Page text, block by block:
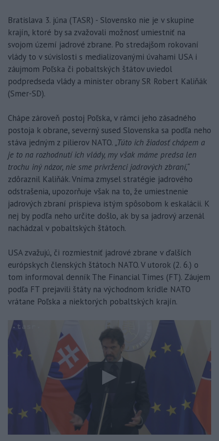
Bratislava 3. júna (TASR) - Slovensko nie je v skupine
krajín, ktoré by sa zvažovali možnosť umiestniť na
svojom území jadrové zbrane. Po stredajšom rokovaní
vlády to v súvislosti s medializovanými úvahami USA i
záujmom Poľska či pobaltských štátov uviedol
podpredseda vlády a minister obrany SR Robert Kaliňák
(Smer-SD).
Chápe zároveň postoj Poľska, v rámci jeho zásadného
postoja k obrane, severný sused Slovenska sa podľa neho
stáva jedným z pilierov NATO. „Túto ich žiadosť chápem a
je to na rozhodnutí ich vlády, my však máme predsa len
trochu iný názor, nie sme prívrženci jadrových zbraní,“
zdôraznil Kaliňák. Vníma zmysel stratégie jadrového
odstrašenia, upozorňuje však na to, že umiestnenie
jadrových zbraní prispieva istým spôsobom k eskalácii. K
nej by podľa neho určite došlo, ak by sa jadrový arzenál
nachádzal v pobaltských štátoch.
USA zvažujú, či rozmiestniť jadrové zbrane v ďalších
európskych členských štátoch NATO. V utorok (2. 6.) o
tom informoval denník The Financial Times (FT). Záujem
podľa FT prejavili štáty na východnom krídle NATO
vrátane Poľska a niektorých pobaltských krajín.